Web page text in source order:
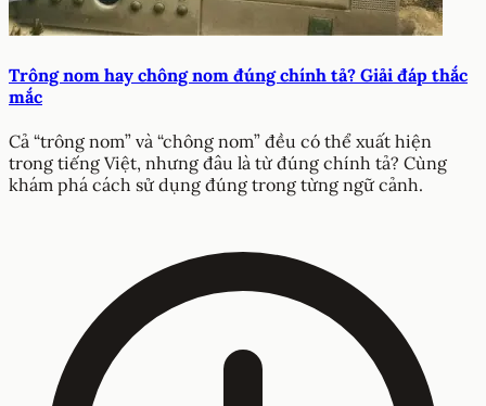
Trông nom hay chông nom đúng chính tả? Giải đáp thắc
mắc
Cả “trông nom” và “chông nom” đều có thể xuất hiện
trong tiếng Việt, nhưng đâu là từ đúng chính tả? Cùng
khám phá cách sử dụng đúng trong từng ngữ cảnh.